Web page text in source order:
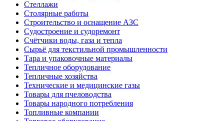
Стеллажи
Столярные работы
Строительство и оснащение АЗС
Судостроение и судоремонт
Счётчики воды, газа и тепла
Сырьё для текстильной промышленности
Тара и упаковочные материалы
Тепличное оборудование
Тепличные хозяйства
Технические и медицинские газы
Товары для пчеловодства
Товары народного потребления
Топливные компании